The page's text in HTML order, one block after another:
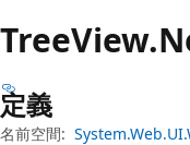
ッ
プ
TreeView.
定義
名前空間: